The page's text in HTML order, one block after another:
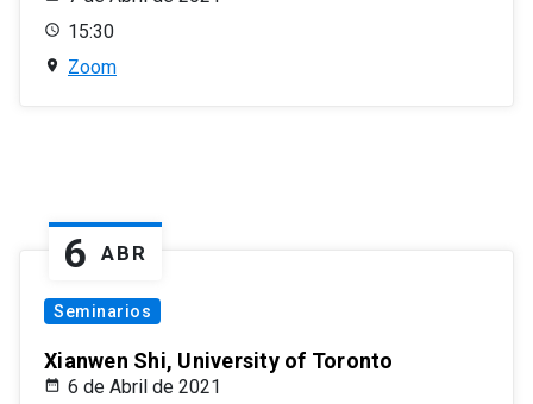
15:30
Zoom
6 ABR
Seminarios
Xianwen Shi, University of Toronto
6 de Abril de 2021